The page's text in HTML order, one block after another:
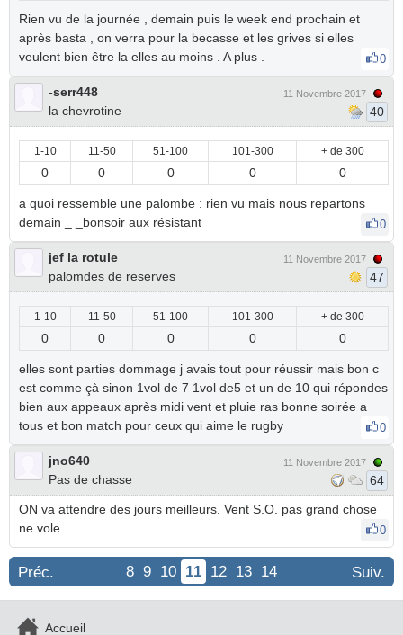
Rien vu de la journée , demain puis le week end prochain et
après basta , on verra pour la becasse et les grives si elles
veulent bien être la elles au moins . A plus .
0
-serr448
la chevrotine
11 Novembre 2017
40
1-10 11-50 51-100 101-300 + de 300
0 0 0 0 0
a quoi ressemble une palombe : rien vu mais nous repartons
demain _ _bonsoir aux résistant
0
jef la rotule
palomdes de reserves
11 Novembre 2017
47
1-10 11-50 51-100 101-300 + de 300
0 0 0 0 0
elles sont parties dommage j avais tout pour réussir mais bon c
est comme çà sinon 1vol de 7 1vol de5 et un de 10 qui répondes
bien aux appeaux après midi vent et pluie ras bonne soirée a
tous et bon match pour ceux qui aime le rugby
0
jno640
Pas de chasse
11 Novembre 2017
64
ON va attendre des jours meilleurs. Vent S.O. pas grand chose
ne vole.
0
Suiv.
Préc. 8 9 10 11 12 13 14
Accueil